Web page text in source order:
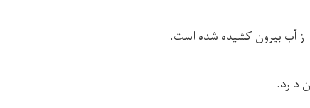
آب بیرون کشیده شده است.
دارد.